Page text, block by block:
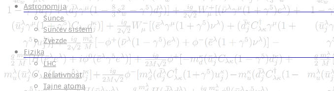
Astronomija
Sunce
Sunčev sistem
Zvezde
Fizika
LHC
Relativnost
Tajne atoma